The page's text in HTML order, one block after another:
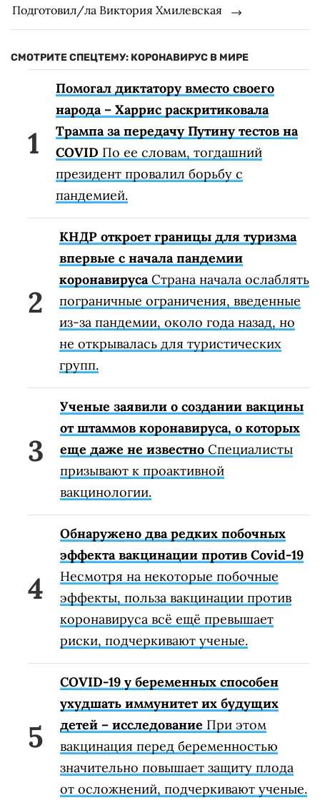
Подготовил/ла Виктория Хмилевская
СМОТРИТЕ СПЕЦТЕМУ: КОРОНАВИРУС В МИРЕ
Помогал диктатору вместо своего
народа – Харрис раскритиковала
Трампа за передачу Путину тестов на
COVID По ее словам, тогдашний
президент провалил борьбу с
пандемией.
КНДР откроет границы для туризма
впервые с начала пандемии
коронавирусаСтрана начала ослаблять
пограничные ограничения, введенные
из-за пандемии, около года назад, но
не открывалась для туристических
групп.
Ученые заявили о создании вакцины
от штаммов коронавируса, о которых
еще даже не известно Специалисты
призывают к проактивной
вакцинологии.
Обнаружено два редких побочных
эффекта вакцинации против Covid-19
Несмотря на некоторые побочные
эффекты, польза вакцинации против
коронавируса всё ещё превышает
риски, подчеркивают ученые.
COVID-19 у беременных способен
ухудшать иммунитет их будущих
детей – исследование При этом
вакцинация перед беременностью
значительно повышает защиту плода
от осложнений, подчеркивают ученые.